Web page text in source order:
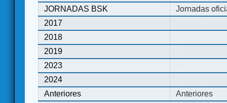
JORNADAS BSK
Jornadas
2017
2018
2019
2023
2024
Anteriores
Anteriores